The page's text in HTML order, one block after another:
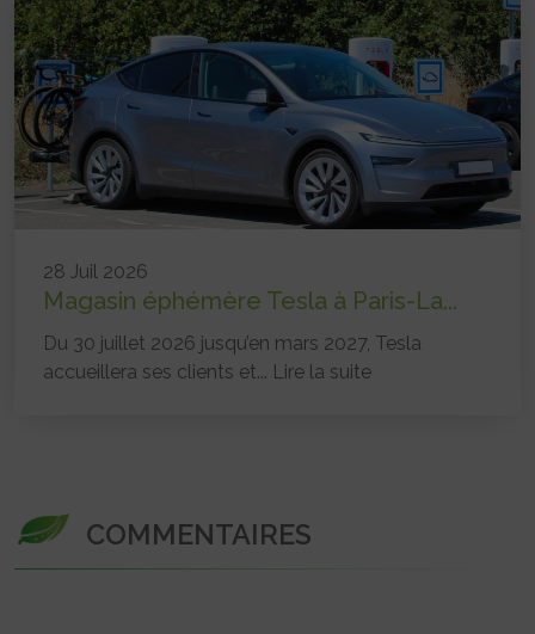
28 Juil 2026
Magasin éphémère Tesla à Paris-La...
Du 30 juillet 2026 jusqu’en mars 2027, Tesla
accueillera ses clients et... Lire la suite
COMMENTAIRES